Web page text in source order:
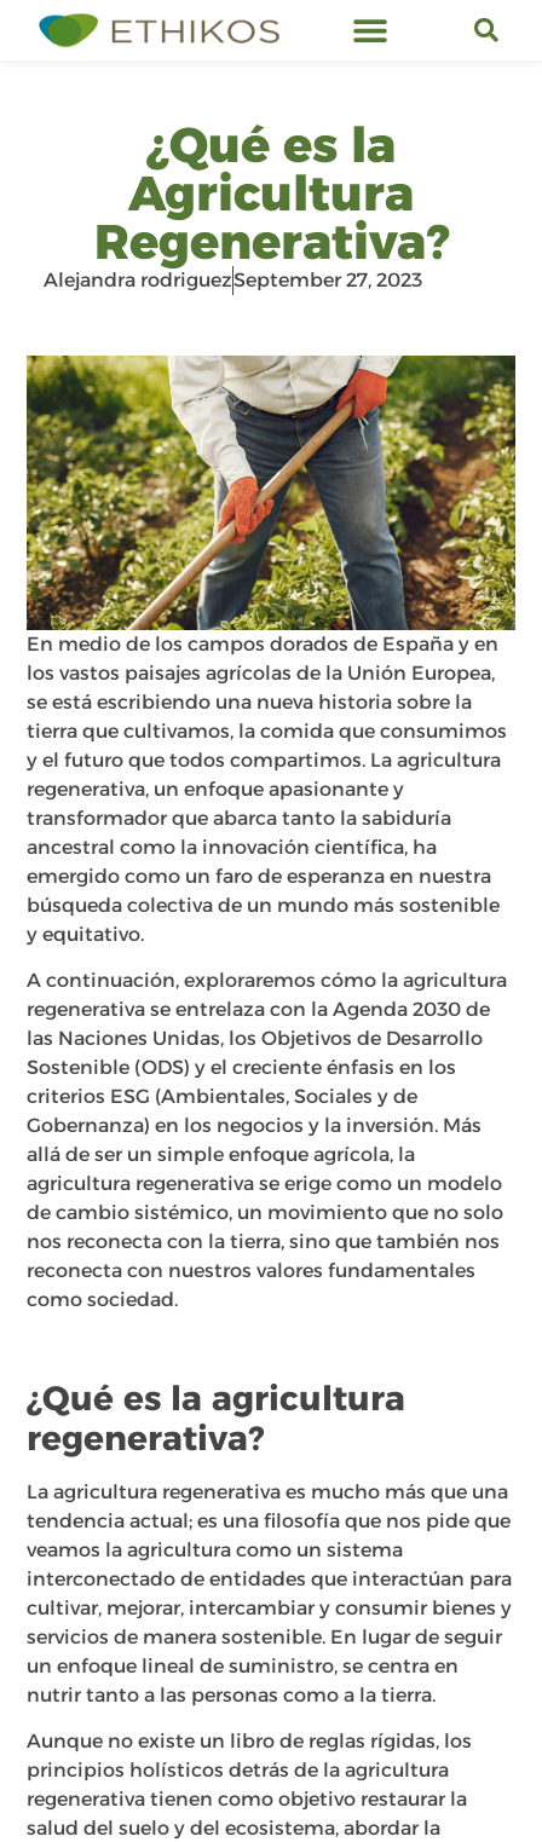
¿Qué es la
Agricultura
Regenerativa?
Alejandra rodriguezSeptember 27, 2023
En medio de los campos dorados de España y en
los vastos paisajes agrícolas de la Unión Europea,
se está escribiendo una nueva historia sobre la
tierra que cultivamos, la comida que consumimos
y el futuro que todos compartimos. La agricultura
regenerativa, un enfoque apasionante y
transformador que abarca tanto la sabiduría
ancestral como la innovación científica, ha
emergido como un faro de esperanza en nuestra
búsqueda colectiva de un mundo más sostenible
y equitativo.
A continuación, exploraremos cómo la agricultura
regenerativa se entrelaza con la Agenda 2030 de
las Naciones Unidas, los Objetivos de Desarrollo
Sostenible (ODS) y el creciente énfasis en los
criterios ESG (Ambientales, Sociales y de
Gobernanza) en los negocios y la inversión. Más
allá de ser un simple enfoque agrícola, la
agricultura regenerativa se erige como un modelo
de cambio sistémico, un movimiento que no solo
nos reconecta con la tierra, sino que también nos
reconecta con nuestros valores fundamentales
como sociedad.
¿Qué es la agricultura
regenerativa?
La agricultura regenerativa es mucho más que una
tendencia actual; es una filosofía que nos pide que
veamos la agricultura como un sistema
interconectado de entidades que interactúan para
cultivar, mejorar, intercambiar y consumir bienes y
servicios de manera sostenible. En lugar de seguir
un enfoque lineal de suministro, se centra en
nutrir tanto a las personas como a la tierra.
Aunque no existe un libro de reglas rígidas, los
principios holísticos detrás de la agricultura
regenerativa tienen como objetivo restaurar la
salud del suelo y del ecosistema, abordar la